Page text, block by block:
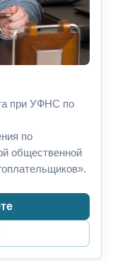
при УФНС по
по
общественной